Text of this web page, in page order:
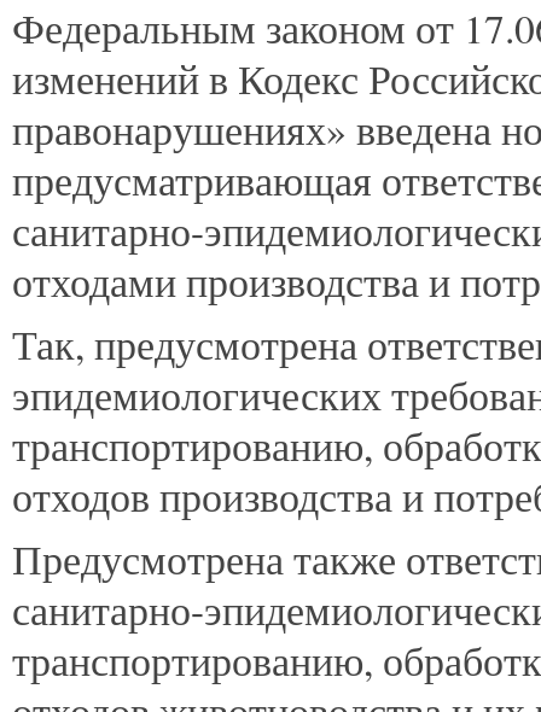
Федеральным законом от
изменений в Кодекс
правонарушениях» введена
предусматривающая
санитарно-
отходами производства и
Так, предусмотрена
эпидемиологических
транспортированию,
отходов производства и
Предусмотрена также
санитарно-
транспортированию,